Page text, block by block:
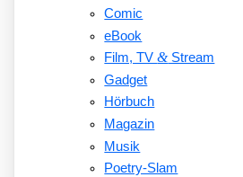
Comic
eBook
Film, TV&Stream
Gadget
Hörbuch
Magazin
Musik
Poetry-Slam